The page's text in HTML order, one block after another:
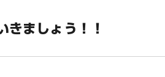
きましょう！！